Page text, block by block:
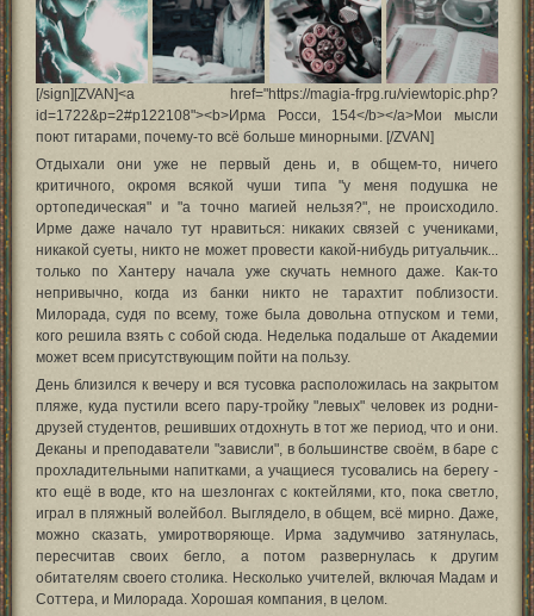
[/sign][ZVAN]<a href="https://magia-frpg.ru/viewtopic.php?
id=1722&p=2#p122108"><b>Ирма Росси, 154</b></a>Мои мысли
поют гитарами, почему-то всё больше минорными. [/ZVAN]
Отдыхали они уже не первый день и, в общем-то, ничего
критичного, окромя всякой чуши типа "у меня подушка не
ортопедическая" и "а точно магией нельзя?", не происходило.
Ирме даже начало тут нравиться: никаких связей с учениками,
никакой суеты, никто не может провести какой-нибудь ритуальчик...
только по Хантеру начала уже скучать немного даже. Как-то
непривычно, когда из банки никто не тарахтит поблизости.
Милорада, судя по всему, тоже была довольна отпуском и теми,
кого решила взять с собой сюда. Неделька подальше от Академии
может всем присутствующим пойти на пользу.
День близился к вечеру и вся тусовка расположилась на закрытом
пляже, куда пустили всего пару-тройку "левых" человек из родни-
друзей студентов, решивших отдохнуть в тот же период, что и они.
Деканы и преподаватели "зависли", в большинстве своём, в баре с
прохладительными напитками, а учащиеся тусовались на берегу -
кто ещё в воде, кто на шезлонгах с коктейлями, кто, пока светло,
играл в пляжный волейбол. Выглядело, в общем, всё мирно. Даже,
можно сказать, умиротворяюще. Ирма задумчиво затянулась,
пересчитав своих бегло, а потом развернулась к другим
обитателям своего столика. Несколько учителей, включая Мадам и
Соттера, и Милорада. Хорошая компания, в целом.